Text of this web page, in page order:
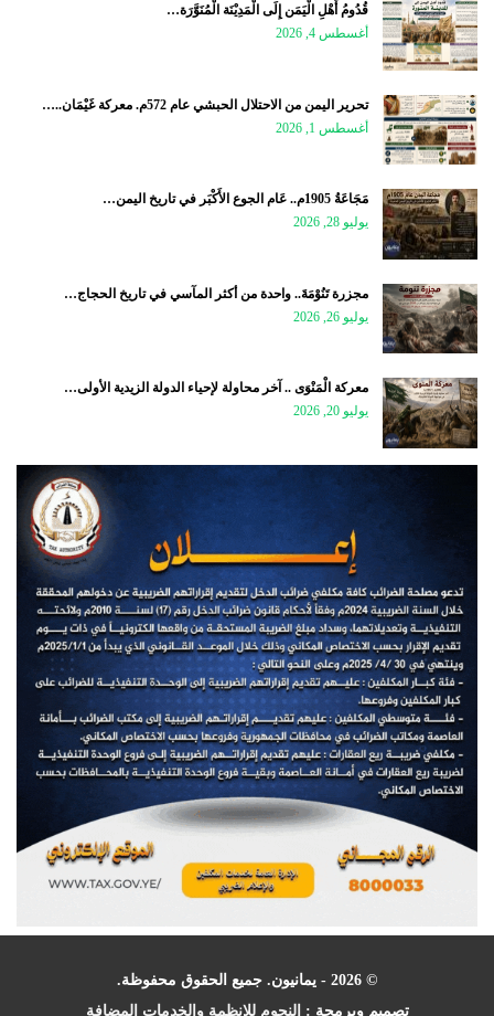
قُدُومُ أَهْلِ الْيَمَن إِلَى الْمَدِيْنَة الْمُنَوَّرَة…
أغسطس 4, 2026
تحرير اليمن من الاحتلال الحبشي عام 572م. معركة غَيْمَان..…
أغسطس 1, 2026
مَجَاعَةُ 1905م.. عَام الجوع الأَكْبَر في تاريخ اليمن…
يوليو 28, 2026
مجزرة تَنُوْمَةَ.. واحدة من أكثر المآسي في تاريخ الحجاج…
يوليو 26, 2026
معركة الْمَنْوَى .. آخر محاولة لإحياء الدولة الزيدية الأولى…
يوليو 20, 2026
© 2026 - يمانيون. جميع الحقوق محفوظة.
تصميم وبرمجة : النجوم للانظمة والخدمات المضافة